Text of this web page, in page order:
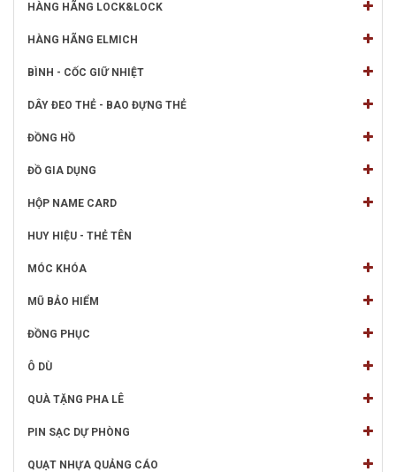
HÀNG HÃNG LOCK&LOCK
HÀNG HÃNG ELMICH
BÌNH - CỐC GIỮ NHIỆT
DÂY ĐEO THẺ - BAO ĐỰNG THẺ
ĐỒNG HỒ
ĐỒ GIA DỤNG
HỘP NAME CARD
HUY HIỆU - THẺ TÊN
MÓC KHÓA
MŨ BẢO HIỂM
ĐỒNG PHỤC
Ô DÙ
QUÀ TẶNG PHA LÊ
PIN SẠC DỰ PHÒNG
QUẠT NHỰA QUẢNG CÁO